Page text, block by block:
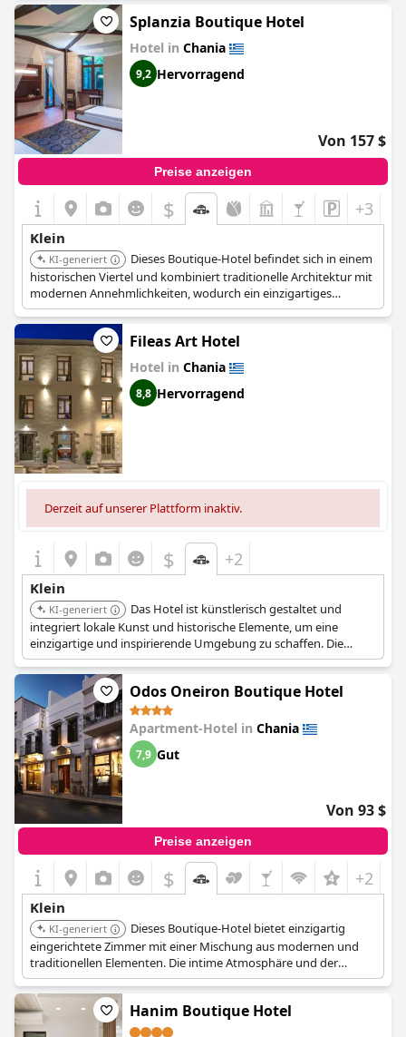
Nähe zu lokalen Sehenswürdigkeiten und dem Hafen erhöht
seine Attraktivität für einen gemütlichen Aufenthalt.
Splanzia Boutique Hotel
Hotel in Chania
9,2 Hervorragend
Von 157 $
Preise anzeigen
$ +3
Klein
KI-generiert
Dieses Boutique-Hotel befindet sich in einem
historischen Viertel und kombiniert traditionelle Architektur mit
modernen Annehmlichkeiten, wodurch ein einzigartiges
kulturelles Erlebnis geboten wird. Die Zimmer sind so gestaltet,
dass sie das lokale Erbe widerspiegeln und eine intime und
charmante Atmosphäre schaffen. Die zentrale Lage des Hotels
ermöglicht einen einfachen Zugang zu kulturellen Stätten und
lokalen Restaurants.
Fileas Art Hotel
Hotel in Chania
8,8 Hervorragend
Derzeit auf unserer Plattform inaktiv.
$ +2
Klein
KI-generiert
Das Hotel ist künstlerisch gestaltet und
integriert lokale Kunst und historische Elemente, um eine
einzigartige und inspirierende Umgebung zu schaffen. Die
intime Atmosphäre und der persönliche Service sorgen für ein
unvergessliches und gemütliches Erlebnis. Die Lage im Herzen
von Chania bietet einfachen Zugang zu kulturellen
Sehenswürdigkeiten und der Uferpromenade.
Odos Oneiron Boutique Hotel
Apartment-Hotel in Chania
7,9 Gut
Von 93 $
Preise anzeigen
$ +2
Klein
KI-generiert
Dieses Boutique-Hotel bietet einzigartig
eingerichtete Zimmer mit einer Mischung aus modernen und
traditionellen Elementen. Die intime Atmosphäre und der
persönliche Service schaffen einen gemütlichen und
unvergesslichen Aufenthalt. Seine zentrale Lage bietet
einfachen Zugang zu Chanias Hauptattraktionen und lokalen
Restaurants.
Hanim Boutique Hotel